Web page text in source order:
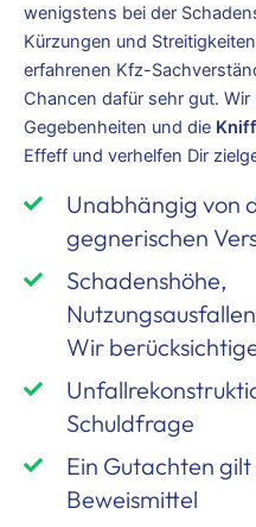
wenigstens bei der
Kürzungen und
erfahrenen Kfz-
Chancen dafür sehr gut.
Gegebenheiten und die
Effeff und verhelfen Dir
Unabhängig von
gegnerischen
Schadenshöhe,
Wir
Schuldfrage
Ein Gutachten
Beweismittel